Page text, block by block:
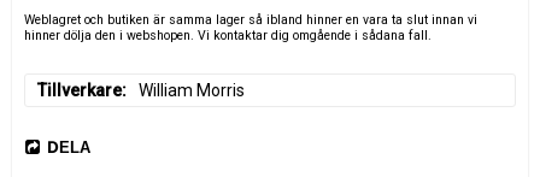
Weblagret och butiken är samma lager så ibland hinner en vara ta slut innan vi
hinner dölja den i webshopen. Vi kontaktar dig omgående i sådana fall.
Tillverkare William Morris
DELA